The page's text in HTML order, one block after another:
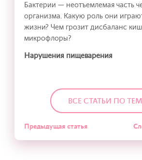
Бактерии — неотъемлемая часть
организма. Какую роль они
жизни? Чем грозит дисбаланс
микрофлоры?
Нарушения пищеварения
ВСЕ СТАТЬИ ПО
Предыдущая статья